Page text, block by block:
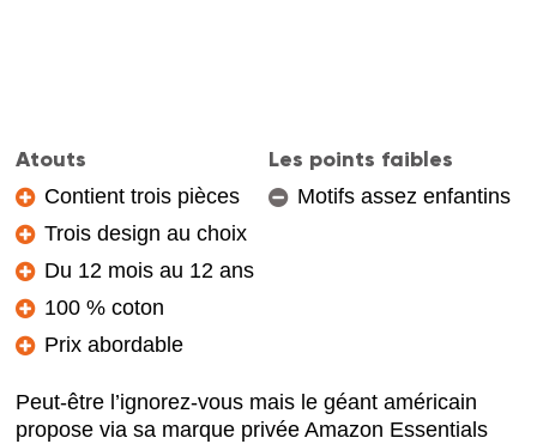
Atouts
Contient trois pièces
Trois design au choix
Du 12 mois au 12 ans
100 % coton
Prix abordable
Les points faibles
Motifs assez enfantins
Peut-être l’ignorez-vous mais le géant américain
propose via sa marque privée Amazon Essentials